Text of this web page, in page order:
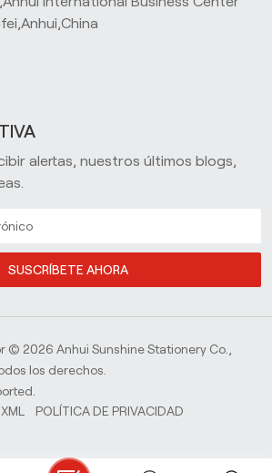
alertas, nuestros últimos blogs,
SUSCRÍBETE AHORA
© 2026 Anhui Sunshine Stationery Co.,
los derechos.
XML POLÍTICA DE PRIVACIDAD